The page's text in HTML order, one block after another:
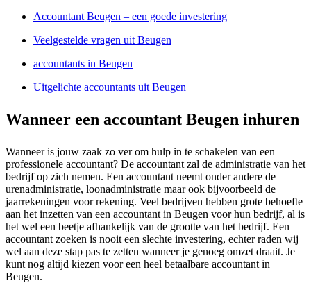
Accountant Beugen – een goede investering
Veelgestelde vragen uit Beugen
accountants in Beugen
Uitgelichte accountants uit Beugen
Wanneer een accountant Beugen inhuren
Wanneer is jouw zaak zo ver om hulp in te schakelen van een
professionele accountant? De accountant zal de administratie van het
bedrijf op zich nemen. Een accountant neemt onder andere de
urenadministratie, loonadministratie maar ook bijvoorbeeld de
jaarrekeningen voor rekening. Veel bedrijven hebben grote behoefte
aan het inzetten van een accountant in Beugen voor hun bedrijf, al is
het wel een beetje afhankelijk van de grootte van het bedrijf. Een
accountant zoeken is nooit een slechte investering, echter raden wij
wel aan deze stap pas te zetten wanneer je genoeg omzet draait. Je
kunt nog altijd kiezen voor een heel betaalbare accountant in
Beugen.